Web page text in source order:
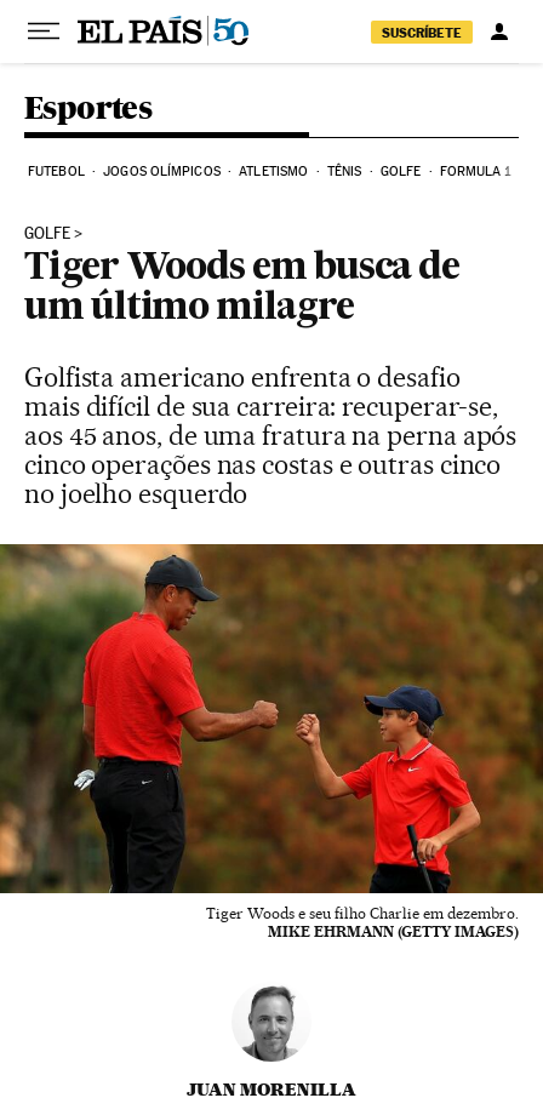
Pular para o conteúdo
SUSCRÍBETE
Esportes
FUTEBOL JOGOS OLÍMPICOS ATLETISMO TÊNIS GOLFE FORMULA 1
GOLFE
Tiger Woods em busca de
um último milagre
Golfista americano enfrenta o desafio
mais difícil de sua carreira: recuperar-se,
aos 45 anos, de uma fratura na perna após
cinco operações nas costas e outras cinco
no joelho esquerdo
Tiger Woods e seu filho Charlie em dezembro.
MIKE EHRMANN (GETTY IMAGES)
JUAN MORENILLA